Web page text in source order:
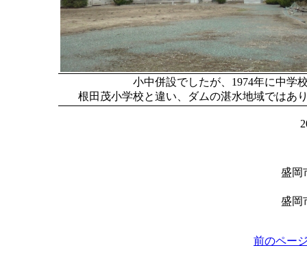
小中併設でしたが、1974年に中学
根田茂小学校と違い、ダムの湛水地域ではあ
盛岡
盛岡
前のペー